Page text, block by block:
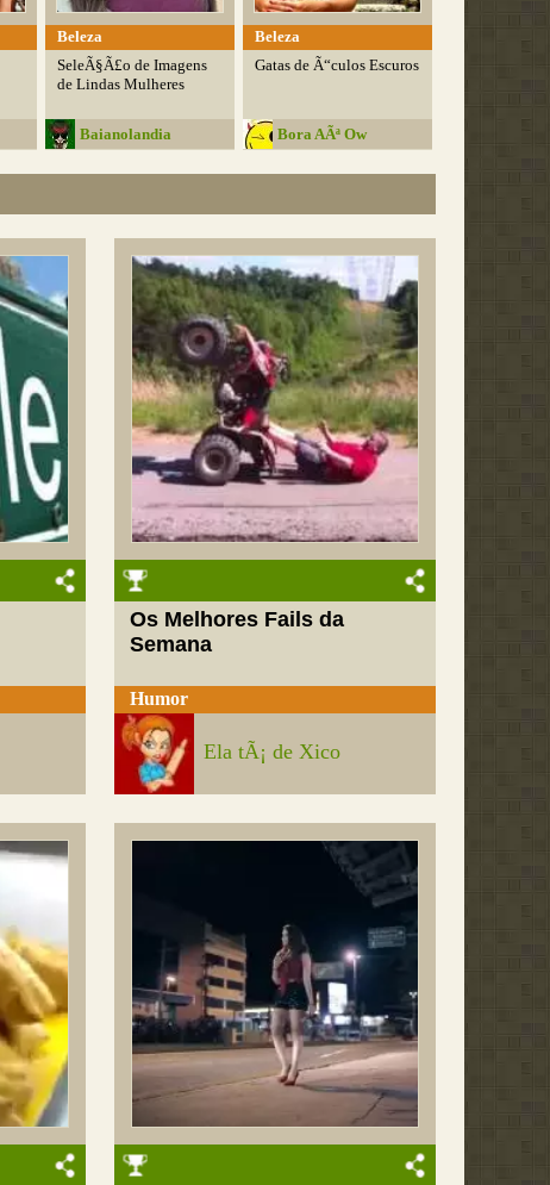
Beleza
SeleÃ§Ã£o de Imagens
de Lindas Mulheres
Baianolandia
Beleza
Gatas de Ã“culos Escuros
Bora AÃª Ow
Os Melhores Fails da
Semana
Humor
Ela tÃ¡ de Xico